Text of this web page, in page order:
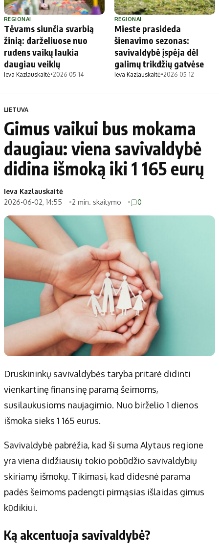
REGIONAI
Tėvams siunčia svarbią
žinią: darželiuose nuo
rudens vaikų laukia
daugiau veiklų
Ieva Kazlauskaitė•2026-05-14
REGIONAI
Mieste prasideda
šienavimo sezonas:
savivaldybė įspėja dėl
galimų trikdžių gatvėse
Ieva Kazlauskaitė•2026-05-12
LIETUVA
Gimus vaikui bus mokama
daugiau: viena savivaldybė
didina išmoką iki 1 165 eurų
Ieva Kazlauskaitė
2026-06-02, 14:55
2 min. skaitymo 0
Druskininkų savivaldybės taryba pritarė didinti
vienkartinę finansinę paramą šeimoms,
susilaukusioms naujagimio. Nuo birželio 1 dienos
išmoka sieks 1 165 eurus.
Savivaldybė pabrėžia, kad ši suma Alytaus regione
yra viena didžiausių tokio pobūdžio savivaldybių
skiriamų išmokų. Tikimasi, kad didesnė parama
padės šeimoms padengti pirmąsias išlaidas gimus
kūdikiui.
Ką akcentuoja savivaldybė?